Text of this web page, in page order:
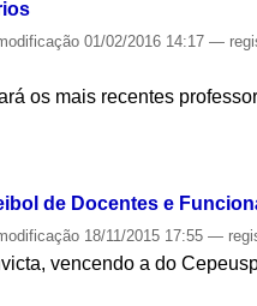
01/02/2016 14:17—
os mais recentes
de Docentes e
18/11/2015 17:55—
vencendo a do